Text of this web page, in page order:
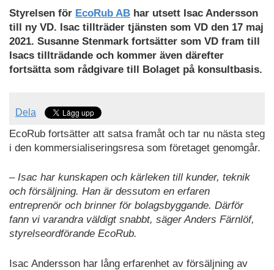
Styrelsen för EcoRub AB har utsett Isac Andersson
till ny VD. Isac tillträder tjänsten som VD den 17 maj
2021. Susanne Stenmark fortsätter som VD fram till
Isacs tillträdande och kommer även därefter
fortsätta som rådgivare till Bolaget på konsultbasis.
Dela
EcoRub fortsätter att satsa framåt och tar nu nästa steg
i den kommersialiseringsresa som företaget genomgår.
– Isac har kunskapen och kärleken till kunder, teknik
och försäljning. Han är dessutom en erfaren
entreprenör och brinner för bolagsbyggande. Därför
fann vi varandra väldigt snabbt, säger Anders Färnlöf,
styrelseordförande EcoRub.
Isac Andersson har lång erfarenhet av försäljning av